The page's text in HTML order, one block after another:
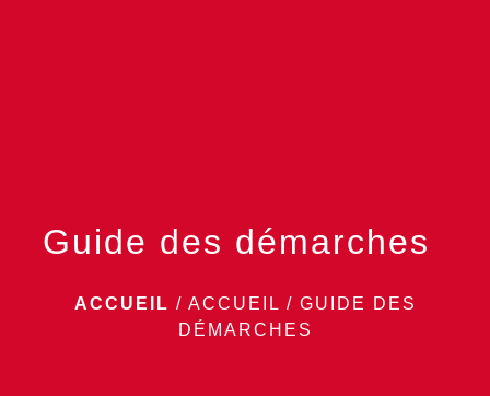
Guide des démarches
ACCUEIL / ACCUEIL / GUIDE DES
DÉMARCHES